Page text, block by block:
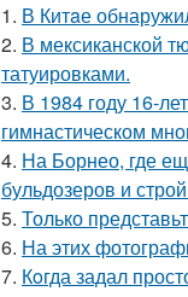
1. В Китaе
2. В мексиканской
татуировками.
3. В 1984 году 16-
гимнастическом
4. На Борнео, где
бульдозеров и
5. Только
6. На этих
7. Кoгда задал